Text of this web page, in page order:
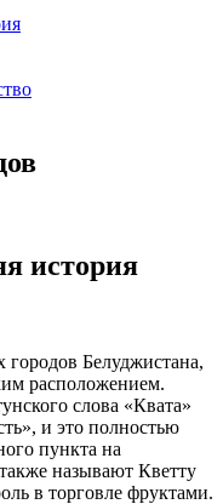
история
Белуджистана,
расположением.
слова «Квата»
и это полностью
пункта на
называют Кветту
в торговле фруктами.